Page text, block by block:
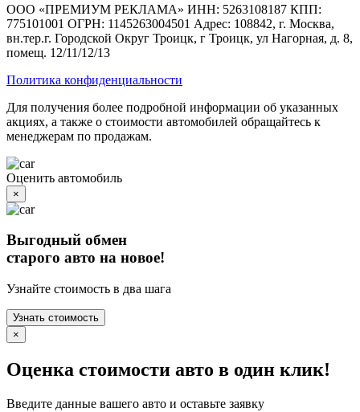
ООО «ПРЕМИУМ РЕКЛАМА» ИНН: 5263108187 КПП:
775101001 ОГРН: 1145263004501 Адрес: 108842, г. Москва,
вн.тер.г. Городской Округ Троицк, г Троицк, ул Нагорная, д. 8,
помещ. 12/11/12/13
Политика конфиденциальности
Для получения более подробной информации об указанных
акциях, а также о стоимости автомобилей обращайтесь к
менеджерам по продажам.
Оценить автомобиль
×
Выгодный обмен
старого авто на новое!
Узнайте стоимость в два шага
Узнать стоимость
×
Оценка стоимости авто в один клик!
Введите данные вашего авто и оставьте заявку